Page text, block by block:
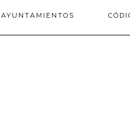
AYUNTAMIENTOS